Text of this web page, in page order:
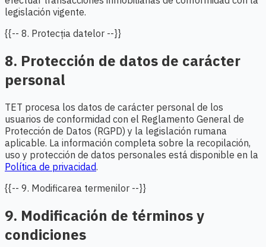
legislación vigente.
{{-- 8. Protecția datelor --}}
8. Protección de datos de carácter
personal
TET procesa los datos de carácter personal de los
usuarios de conformidad con el Reglamento General de
Protección de Datos (RGPD) y la legislación rumana
aplicable. La información completa sobre la recopilación,
uso y protección de datos personales está disponible en la
Política de privacidad.
{{-- 9. Modificarea termenilor --}}
9. Modificación de términos y
condiciones